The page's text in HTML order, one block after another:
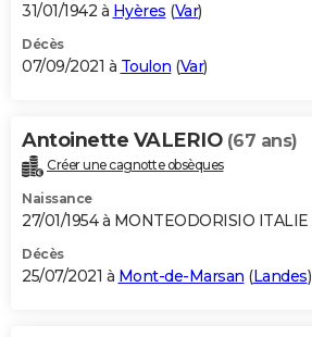
31/01/1942 à Hyères (Var)
Décès
07/09/2021 à Toulon (Var)
Antoinette VALERIO (67 ans)
Créer une cagnotte obsèques
Naissance
27/01/1954 à MONTEODORISIO ITALIE
Décès
25/07/2021 à Mont-de-Marsan (Landes)